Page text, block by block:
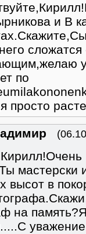
и В
по
просто
мастерски
высот в
на